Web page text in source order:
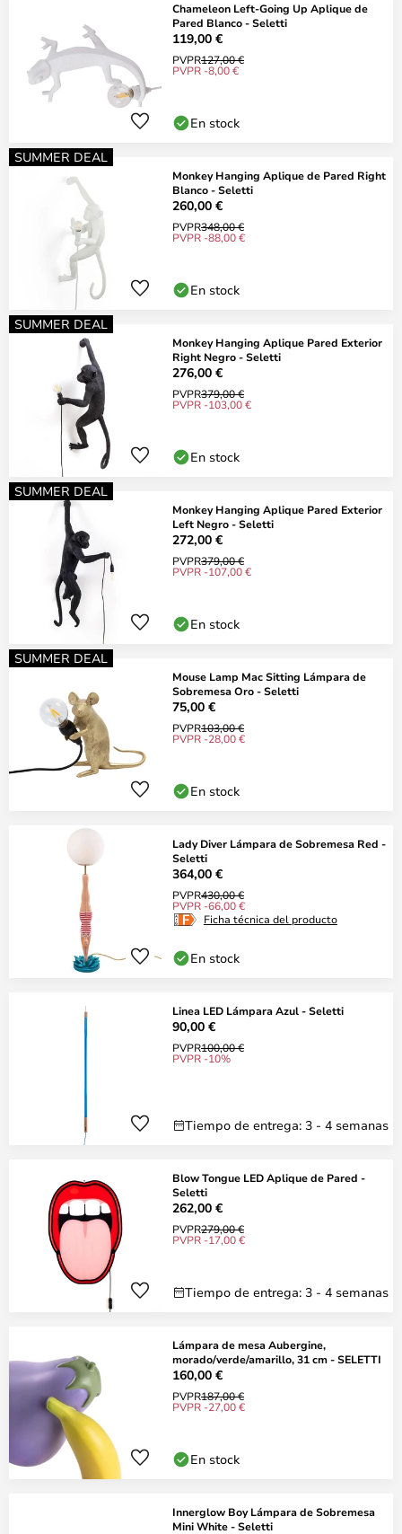
Chameleon Left-Going Up Aplique de
Pared Blanco - Seletti
119,00 €
PVPR127,00 €
PVPR -8,00 €
En stock
SUMMER DEAL
Monkey Hanging Aplique de Pared Right
Blanco - Seletti
260,00 €
PVPR348,00 €
PVPR -88,00 €
En stock
SUMMER DEAL
Monkey Hanging Aplique Pared Exterior
Right Negro - Seletti
276,00 €
PVPR379,00 €
PVPR -103,00 €
En stock
SUMMER DEAL
Monkey Hanging Aplique Pared Exterior
Left Negro - Seletti
272,00 €
PVPR379,00 €
PVPR -107,00 €
En stock
SUMMER DEAL
Mouse Lamp Mac Sitting Lámpara de
Sobremesa Oro - Seletti
75,00 €
PVPR103,00 €
PVPR -28,00 €
En stock
Lady Diver Lámpara de Sobremesa Red -
Seletti
364,00 €
PVPR430,00 €
PVPR -66,00 €
Ficha técnica del producto
En stock
Linea LED Lámpara Azul - Seletti
90,00 €
PVPR100,00 €
PVPR -10%
Tiempo de entrega: 3 - 4 semanas
Blow Tongue LED Aplique de Pared -
Seletti
262,00 €
PVPR279,00 €
PVPR -17,00 €
Tiempo de entrega: 3 - 4 semanas
Lámpara de mesa Aubergine,
morado/verde/amarillo, 31 cm - SELETTI
160,00 €
PVPR187,00 €
PVPR -27,00 €
En stock
Innerglow Boy Lámpara de Sobremesa
Mini White - Seletti